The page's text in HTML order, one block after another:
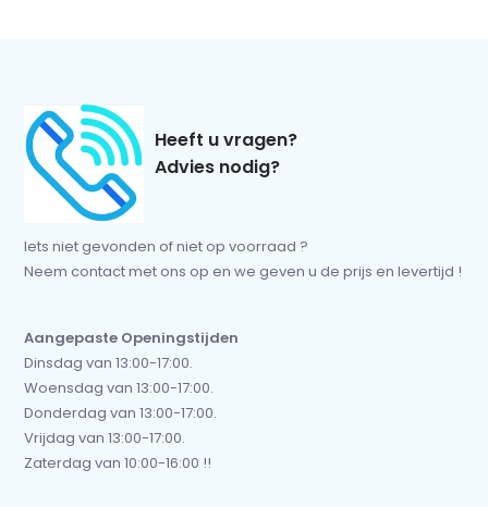
Heeft u vragen?
Advies nodig?
Iets niet gevonden of niet op voorraad ?
Neem contact met ons op en we geven u de prijs en levertijd !
Aangepaste Openingstijden
Dinsdag van 13:00-17:00.
Woensdag van 13:00-17:00.
Donderdag van 13:00-17:00.
Vrijdag van 13:00-17:00.
Zaterdag van 10:00-16:00 !!